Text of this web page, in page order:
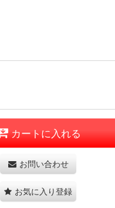
カートに入れる
お問い合わせ
お気に入り登録